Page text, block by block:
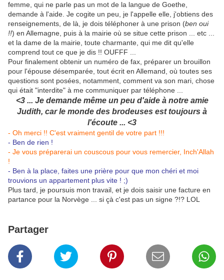
femme, qui ne parle pas un mot de la langue de Goethe,
demande à l'aide. Je cogite un peu, je l'appelle elle, j'obtiens des
renseignements, de là, je dois téléphoner à une prison (ben oui
!!) en Allemagne, puis à la mairie où se situe cette prison ... etc ...
et la dame de la mairie, toute charmante, qui me dit qu'elle
comprend tout ce que je dis !! OUFFF ...
Pour finalement obtenir un numéro de fax, préparer un brouillon
pour l'épouse désemparée, tout écrit en Allemand, où toutes ses
questions sont posées, notamment, comment va son mari, chose
qui était "interdite" à me communiquer par téléphone ...
<3 ... Je demande même un peu d'aide à notre amie
Judith, car le monde des brodeuses est toujours à
l'écoute ... <3
- Oh merci !! C'est vraiment gentil de votre part !!!
- Ben de rien !
- Je vous préparerai un couscous pour vous remercier, Inch'Allah
!
- Ben à la place, faites une prière pour que mon chéri et moi
trouvions un appartement plus vite ! ;)
Plus tard, je poursuis mon travail, et je dois saisir une facture en
partance pour la Norvège ... si çà c'est pas un signe ?!? LOL
Partager